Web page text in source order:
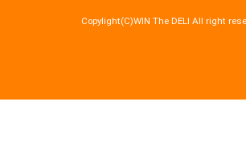
Copylight(C)WIN The DELI All right